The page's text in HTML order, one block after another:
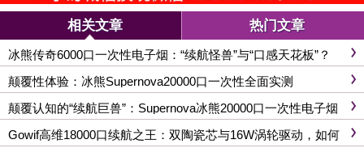
相关文章 热门文章
冰熊传奇6000口一次性电子烟：“续航怪兽”与“口感天花板”？
颠覆性体验：冰熊Supernova20000口一次性全面实测
颠覆认知的“续航巨兽”：Supernova冰熊20000口一次性电子烟
评测
Gowif高维18000口续航之王：双陶瓷芯与16W涡轮驱动，如何